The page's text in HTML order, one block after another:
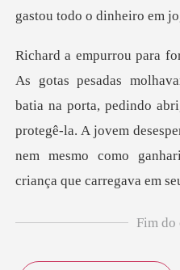
gastou
batia na porta, pedindo
protegê-la. A jovem
Fim do